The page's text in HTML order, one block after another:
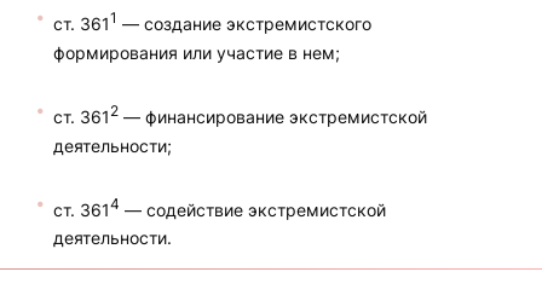
ст. 3611 — создание экстремистского
формирования или участие в нем;
ст. 361 2 — финансирование экстремистской
деятельности;
ст. 3614 — содействие экстремистской
деятельности.